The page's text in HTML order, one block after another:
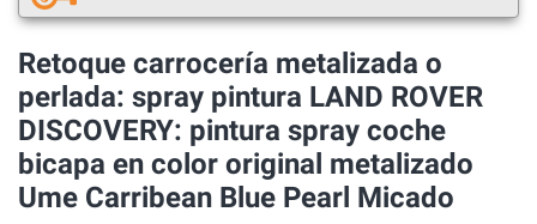
Retoque carrocería metalizada o
perlada: spray pintura LAND ROVER
DISCOVERY: pintura spray coche
bicapa en color original metalizado
Ume Carribean Blue Pearl Micado